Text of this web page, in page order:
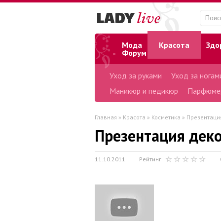
Мода Красота
Форум
Уход за руками Уход за
Маникюр и педикюр
Главная » Красота » Косметика »
Презентация
11.10.2011 Рейтинг